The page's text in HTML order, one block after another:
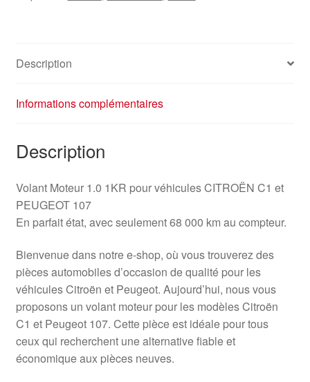
Description
Informations complémentaires
Description
Volant Moteur 1.0 1KR pour véhicules CITROËN C1 et
PEUGEOT 107
En parfait état, avec seulement 68 000 km au compteur.
Bienvenue dans notre e-shop, où vous trouverez des
pièces automobiles d’occasion de qualité pour les
véhicules Citroën et Peugeot. Aujourd’hui, nous vous
proposons un volant moteur pour les modèles Citroën
C1 et Peugeot 107. Cette pièce est idéale pour tous
ceux qui recherchent une alternative fiable et
économique aux pièces neuves.